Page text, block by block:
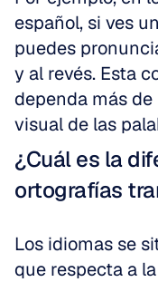
español, si ves
puedes
y al revés. Esta
dependa más
visual de las
¿Cuál es la
ortografías
Los idiomas se
que respecta a